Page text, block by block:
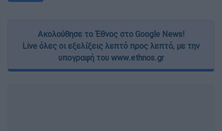
Ακολούθησε το Έθνος στο Google News!
Live όλες οι εξελίξεις λεπτό προς λεπτό, με την
υπογραφή του www.ethnos.gr